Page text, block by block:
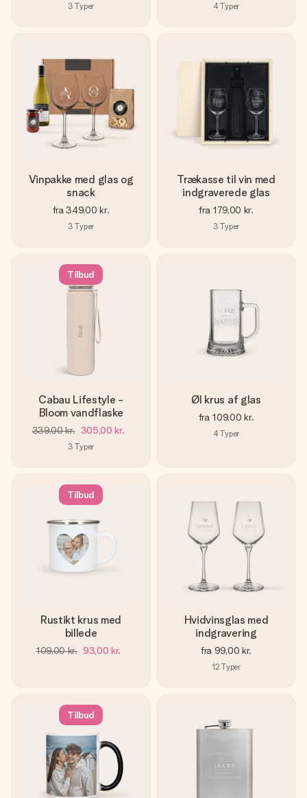
3 Typer 4Typer
Vinpakke med glas og
snack
fra 349,00 kr.
3 Typer
Trækasse til vin med
indgraverede glas
fra 179,00 kr.
3 Typer
Tilbud
Cabau Lifestyle -
Bloom vandflaske
339,00 kr. 305,00 kr.
3 Typer
Øl krus af glas
fra 109,00 kr.
4Typer
Tilbud
Rustikt krus med
billede
109,00 kr. 93,00 kr.
Hvidvinsglas med
indgravering
fra 99,00 kr.
12 Typer
Tilbud